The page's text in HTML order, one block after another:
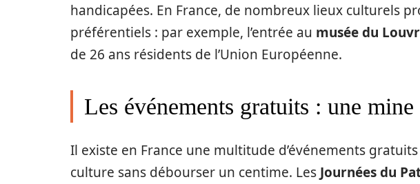
handicapées. En France, de nombreux lieux culturels
préférentiels : par exemple, l’entrée au musée du
de 26 ans résidents de l’Union Européenne.
Les événements gratuits : une
Il existe en France une multitude d’événements
culture sans débourser un centime. Les Journées du